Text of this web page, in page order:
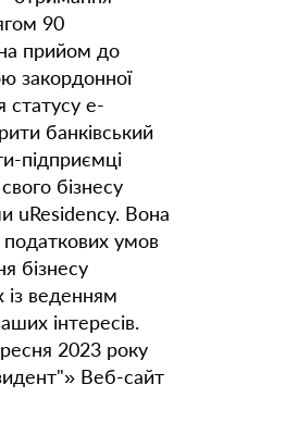
90
прийом до
закордонної
статусу е-
банківський
підприємці
бізнесу
uResidency. Вона
податкових умов
бізнесу
із веденням
інтересів.
2023 року
Веб-сайт